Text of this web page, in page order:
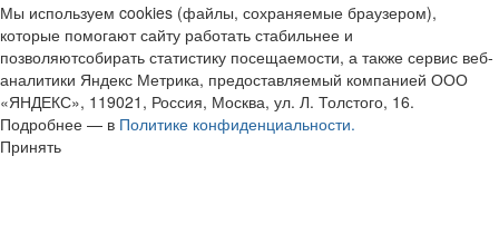
Мы используем cookies (файлы, сохраняемые браузером),
которые помогают сайту работать стабильнее и
позволяютсобирать статистику посещаемости, а также сервис веб-
аналитики Яндекс Метрика, предоставляемый компанией ООО
«ЯНДЕКС», 119021, Россия, Москва, ул. Л. Толстого, 16.
Подробнее — в Политике конфиденциальности.
Принять